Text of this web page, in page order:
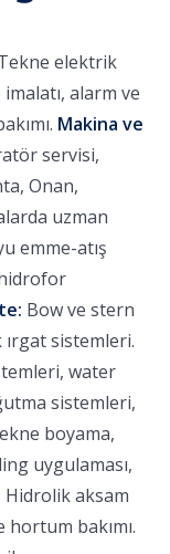
elektrik
alarm ve
Makina ve
servisi,
Onan,
uzman
emme-atış
hidrofor
Bow ve stern
sistemleri.
water
sistemleri,
boyama,
uygulaması,
Hidrolik aksam
hortum bakımı.